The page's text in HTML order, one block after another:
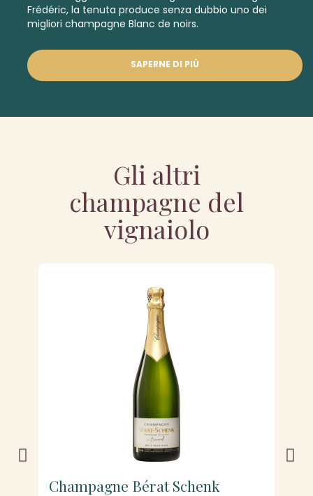
Frédéric, la tenuta produce senza dubbio uno dei
migliori champagne Blanc de noirs.
SAPERNE DI PIÙ
Gli altri
champagne del
vignaiolo
Champagne Bérat Schenk